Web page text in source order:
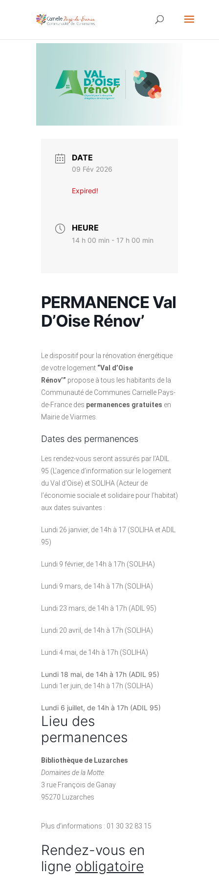
DATE
09 Fév 2026
Expired!
HEURE
14 h 00 min - 17 h 00 min
PERMANENCE Val
D’Oise Rénov’
Le dispositif pour la rénovation énergétique
de votre logement “Val d’Oise
Rénov’” propose à tous les habitants de la
Communauté de Communes Carnelle Pays-
de-France des permanences gratuites en
Mairie de Viarmes.
Dates des permanences
Les rendez-vous seront assurés par l’ADIL
95 (L’agence d’information sur le logement
du Val d’Oise) et SOLIHA (Acteur de
l’économie sociale et solidaire pour l’habitat)
aux dates suivantes :
Lundi 26 janvier, de 14h à 17 (SOLIHA et ADIL
95)
Lundi 9 février, de 14h à 17h (SOLIHA)
Lundi 9 mars, de 14h à 17h (SOLIHA)
Lundi 23 mars, de 14h à 17h (ADIL 95)
Lundi 20 avril, de 14h à 17h (SOLIHA)
Lundi 4 mai, de 14h à 17h (SOLIHA)
Lundi 18 mai, de 14h à 17h (ADIL 95)
Lundi 1er juin, de 14h à 17h (SOLIHA)
Lundi 6 juillet, de 14h à 17h (ADIL 95)
Lieu des
permanences
Bibliothèque de Luzarches
Domaines de la Motte
3 rue François de Ganay
95270 Luzarches
Plus d’informations : 01 30 32 83 15
Rendez-vous en
ligne obligatoire